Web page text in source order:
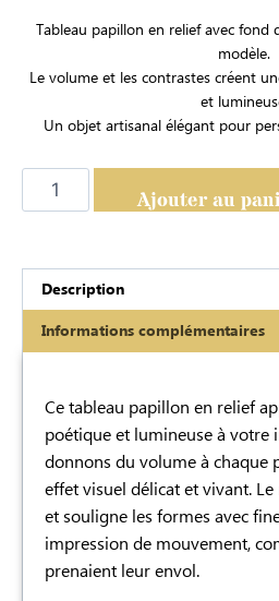
Tableau papillon en relief avec fond
modèle.
Le volume et les contrastes créent
et
Un objet artisanal élégant pour
Ajouter au
Description
Informations complémentaires
Ce tableau papillon en relief
poétique et lumineuse à votre
donnons du volume à chaque
effet visuel délicat et vivant.
et souligne les formes avec
impression de mouvement,
prenaient leur envol.